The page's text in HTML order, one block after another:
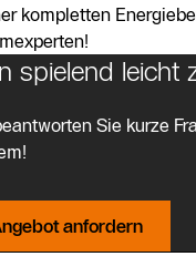
kompletten
spielend leicht
Sie kurze
anfordern